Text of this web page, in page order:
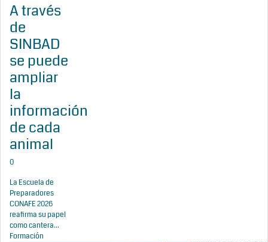
A través
de
SINBAD
se puede
ampliar
la
información
de cada
animal
0
La Escuela de
Preparadores
CONAFE 2026
reafirma su papel
como cantera...
Formación